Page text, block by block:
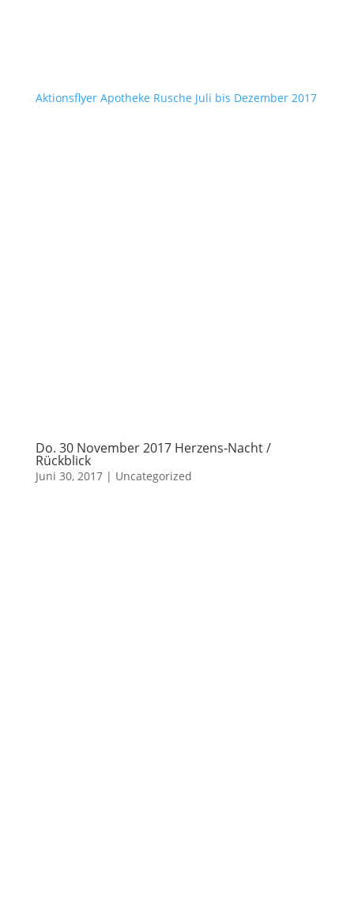
Aktionsflyer Apotheke Rusche Juli bis Dezember 2017
Do. 30 November 2017 Herzens-Nacht /
Rückblick
Juni 30, 2017| Uncategorized